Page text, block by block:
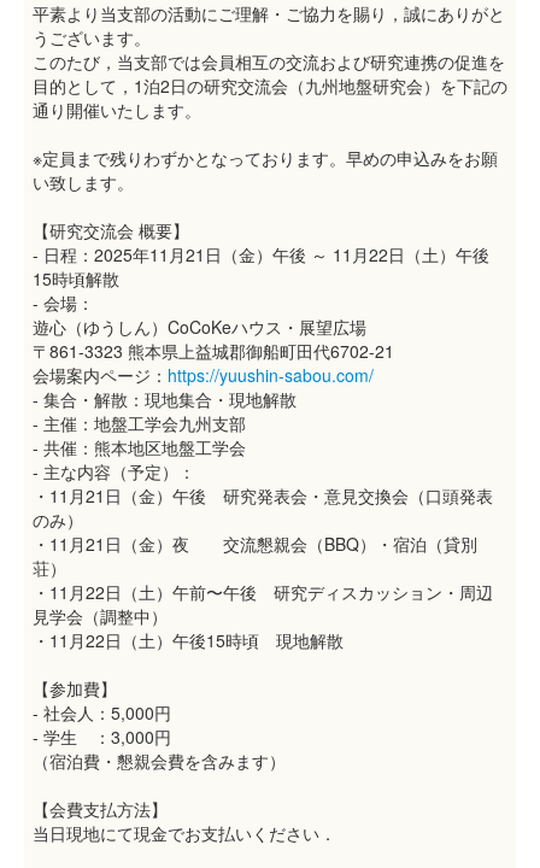
平素より当支部の活動にご理解・ご協力を賜り，誠にありがと
うございます。
このたび，当支部では会員相互の交流および研究連携の促進を
目的として，1泊2日の研究交流会（九州地盤研究会）を下記の
通り開催いたします。
※定員まで残りわずかとなっております。早めの申込みをお願
い致します。
【研究交流会 概要】
- 日程：2025年11月21日（金）午後 ～ 11月22日（土）午後
15時頃解散
- 会場：
遊心（ゆうしん）CoCoKeハウス・展望広場
〒861-3323 熊本県上益城郡御船町田代6702-21
会場案内ページ： https://yuushin-sabou.com/
- 集合・解散：現地集合・現地解散
- 主催：地盤工学会九州支部
- 共催：熊本地区地盤工学会
- 主な内容（予定）：
・11月21日（金）午後 研究発表会・意見交換会（口頭発表
のみ）
・11月21日（金）夜 交流懇親会（BBQ）・宿泊（貸別
荘）
・11月22日（土）午前〜午後 研究ディスカッション・周辺
見学会（調整中）
・11月22日（土）午後15時頃 現地解散
【参加費】
- 社会人：5,000円
- 学生 ：3,000円
（宿泊費・懇親会費を含みます）
【会費支払方法】
当日現地にて現金でお支払いください．